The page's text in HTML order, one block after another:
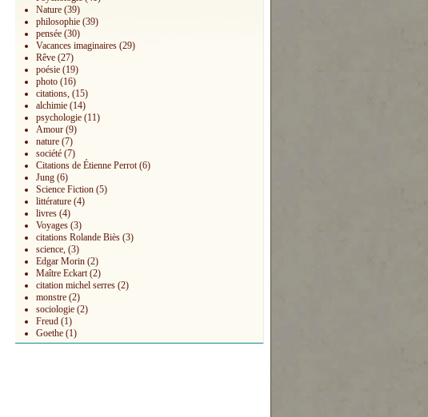
Nature (39)
philosophie (39)
pensée (30)
Vacances imaginaires (29)
Rêve (27)
poésie (19)
photo (16)
citations, (15)
alchimie (14)
psychologie (11)
Amour (9)
nature (7)
société (7)
Citations de Étienne Perrot(6)
Jung (6)
Science Fiction (5)
littérature (4)
livres (4)
Voyages (3)
citations Rolande Biès (3)
science, (3)
Edgar Morin (2)
Maître Eckart(2)
citation michel serres (2)
monstre (2)
sociologie (2)
Freud (1)
Goethe (1)